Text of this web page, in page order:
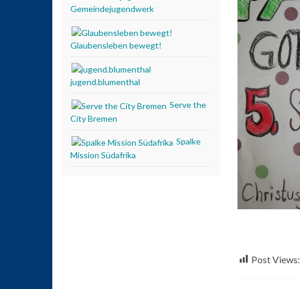
Post Views:
Gemeindejugendwerk
Glaubensleben bewegt!
jugend.blumenthal
Serve the
City Bremen
Spalke
Mission Südafrika